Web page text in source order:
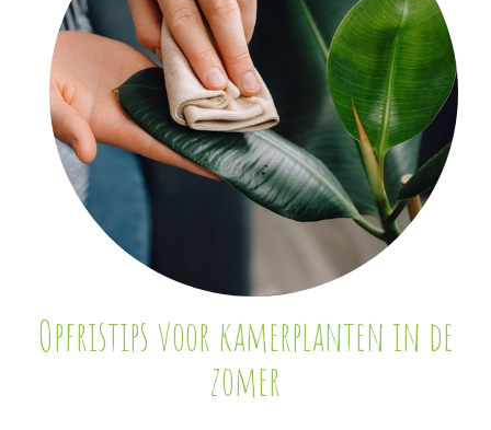
Opfristips voor kamerplanten in de
zomer